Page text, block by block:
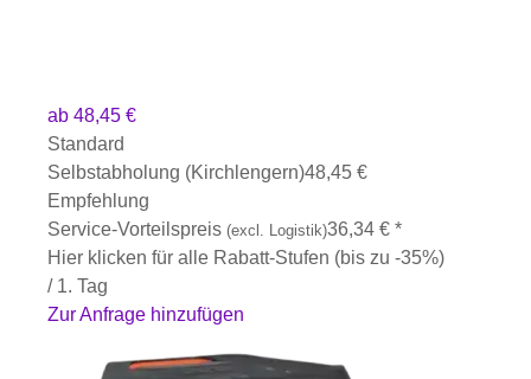
ab 48,45 €
Standard
Selbstabholung (Kirchlengern)48,45 €
Empfehlung
Service-Vorteilspreis (excl. Logistik)36,34 € *
Hier klicken für alle Rabatt-Stufen (bis zu -35%)
/ 1. Tag
Zur Anfrage hinzufügen